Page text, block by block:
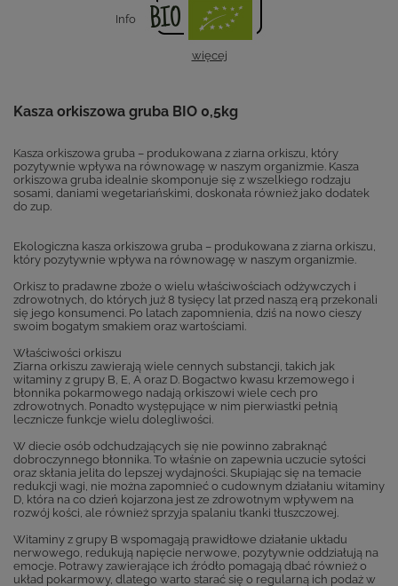
Info
więcej
Kasza orkiszowa gruba BIO 0,5kg
Kasza orkiszowa gruba – produkowana z ziarna orkiszu, który
pozytywnie wpływa na równowagę w naszym organizmie. Kasza
orkiszowa gruba idealnie skomponuje się z wszelkiego rodzaju
sosami, daniami wegetariańskimi, doskonała również jako dodatek
do zup.
Ekologiczna kasza orkiszowa gruba – produkowana z ziarna orkiszu,
który pozytywnie wpływa na równowagę w naszym organizmie.
Orkisz to pradawne zboże o wielu właściwościach odżywczych i
zdrowotnych, do których już 8 tysięcy lat przed naszą erą przekonali
się jego konsumenci. Po latach zapomnienia, dziś na nowo cieszy
swoim bogatym smakiem oraz wartościami.
Właściwości orkiszu
Ziarna orkiszu zawierają wiele cennych substancji, takich jak
witaminy z grupy B, E, A oraz D. Bogactwo kwasu krzemowego i
błonnika pokarmowego nadają orkiszowi wiele cech pro
zdrowotnych. Ponadto występujące w nim pierwiastki pełnią
lecznicze funkcje wielu dolegliwości.
W diecie osób odchudzających się nie powinno zabraknąć
dobroczynnego błonnika. To właśnie on zapewnia uczucie sytości
oraz skłania jelita do lepszej wydajności. Skupiając się na temacie
redukcji wagi, nie można zapomnieć o cudownym działaniu witaminy
D, która na co dzień kojarzona jest ze zdrowotnym wpływem na
rozwój kości, ale również sprzyja spalaniu tkanki tłuszczowej.
Witaminy z grupy B wspomagają prawidłowe działanie układu
nerwowego, redukują napięcie nerwowe, pozytywnie oddziałują na
emocje. Potrawy zawierające ich źródło pomagają dbać również o
układ pokarmowy, dlatego warto starać się o regularną ich podaż w